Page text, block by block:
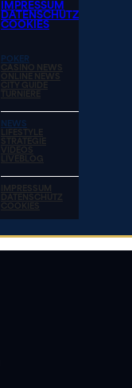
IMPRESSUM
DATENSCHUTZ
COOKIES
POKER
CASINO NEWS
ONLINE NEWS
CITY GUIDE
TURNIERE
NEWS
LIFESTYLE
STRATEGIE
VIDEOS
LIVEBLOG
IMPRESSUM
DATENSCHUTZ
COOKIES